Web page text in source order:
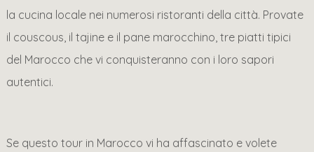
la cucina locale nei numerosi ristoranti della città. Provate
il couscous, il tajine e il pane marocchino, tre piatti tipici
del Marocco che vi conquisteranno con i loro sapori
autentici.
Se questo tour in Marocco vi ha affascinato e volete